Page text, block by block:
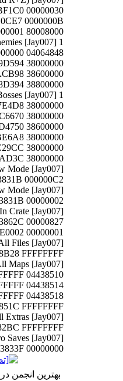
00000030
0000000B
80008000
1 Hit Kills Most Enemies [Jay007]
04064848 38000000
38000000
38600000
38800000
1 Hit Kills Most Bosses [Jay007]
38000000
38000000
38600000
38000000
38000000
38000000
Mode [Jay007]
000000C2
Mode [Jay007]
00000002
Crate [Jay007]
00000827
00000001
Files [Jay007]
FFFFFFFF
Maps [Jay007]
04438510 FFFFFFFF
04438514 FFFFFFFF
04438518 FFFFFFFF
FFFFFFFF
Extras [Jay007]
FFFFFFFF
Saves [Jay007]
00000000
بهترین انجمن